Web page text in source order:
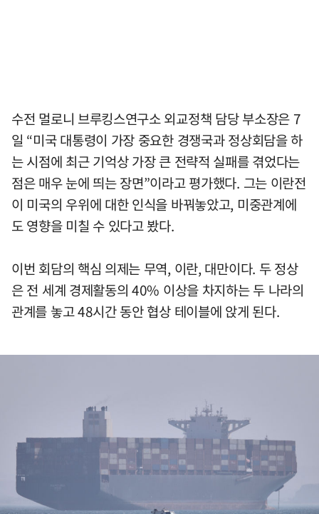
수전 멀로니 브루킹스연구소 외교정책 담당 부소장은 7
일 “미국 대통령이 가장 중요한 경쟁국과 정상회담을 하
는 시점에 최근 기억상 가장 큰 전략적 실패를 겪었다는
점은 매우 눈에 띄는 장면”이라고 평가했다. 그는 이란전
이 미국의 우위에 대한 인식을 바꿔놓았고, 미중관계에
도 영향을 미칠 수 있다고 봤다.
이번 회담의 핵심 의제는 무역, 이란, 대만이다. 두 정상
은 전 세계 경제활동의 40% 이상을 차지하는 두 나라의
관계를 놓고 48시간 동안 협상 테이블에 앉게 된다.